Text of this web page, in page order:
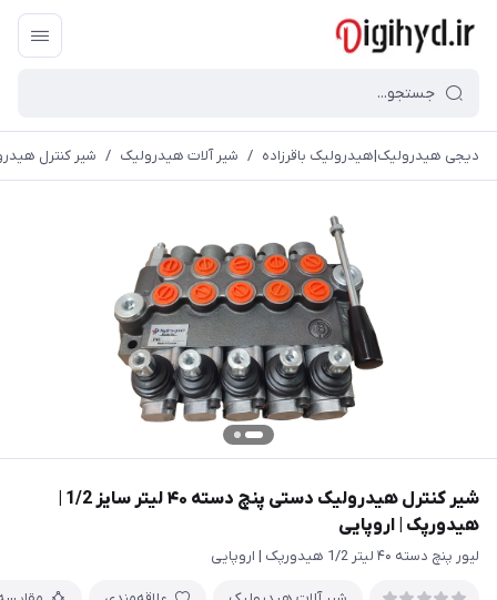
دیجی هیدرولیک|هیدرولیک باقرزاده / شیر آلات هیدرولیک / شیر کنترل هیدرولیک دستی
هیدورپک | اروپایی
لیور پنچ دسته ۴۰ لیتر 1/2 هیدورپک | اروپایی